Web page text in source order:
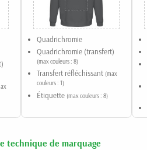
Quadrichromie
Quadrichromie (transfert)
(max couleurs : 8)
Transfert réfléchissant (max
couleurs : 1)
Étiquette (max couleurs : 8)
technique de marquage